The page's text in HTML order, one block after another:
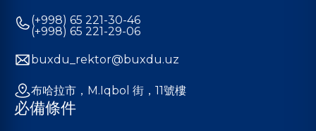
(+998) 65 221-30-46
(+998) 65 221-29-06
buxdu_rektor@buxdu.uz
布哈拉市，M.Iqbol 街，11號樓
必備條件